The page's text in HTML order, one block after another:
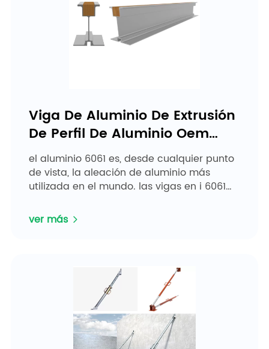
Viga De Aluminio De Extrusión
De Perfil De Aluminio Oem
Para Construcción
el aluminio 6061 es, desde cualquier punto
de vista, la aleación de aluminio más
utilizada en el mundo. las vigas en i 6061
casi cualquier proyecto...
ver más